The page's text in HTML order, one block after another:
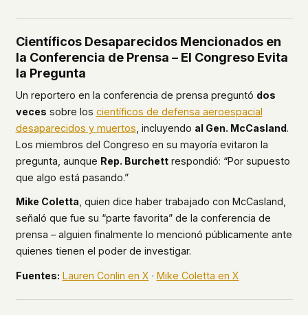
Científicos Desaparecidos Mencionados en
la Conferencia de Prensa – El Congreso Evita
la Pregunta
Un reportero en la conferencia de prensa preguntó dos
veces sobre los científicos de defensa aeroespacial
desaparecidos y muertos , incluyendo al Gen. McCasland.
Los miembros del Congreso en su mayoría evitaron la
pregunta, aunque Rep. Burchettrespondió: “Por supuesto
que algo está pasando.”
Mike Coletta , quien dice haber trabajado con McCasland,
señaló que fue su “parte favorita” de la conferencia de
prensa – alguien finalmente lo mencionó públicamente ante
quienes tienen el poder de investigar.
Fuentes: Lauren Conlin en X · Mike Coletta en X